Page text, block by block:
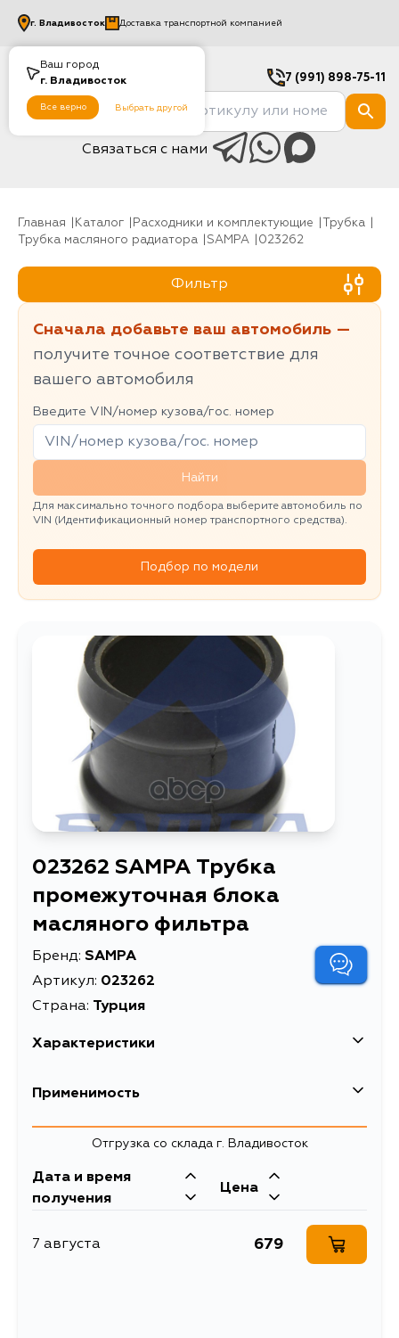
Ваш город
г. Владивосток
Все верно Выбрать другой
г. Владивосток Доставка транспортной компанией
7 (991) 898-75-11
Связаться с нами
Главная Каталог Расходники и комплектующие
трубка
Трубка масляного радиатора
SAMPA 023262
Фильтр
Сначала добавьте ваш автомобиль —
получите точное соответствие для
вашего автомобиля
Введите VIN/номер кузова/гос. номер
Найти
Для максимально точного подбора выберите автомобиль по
VIN (Идентификационный номер транспортного средства).
Подбор по модели
023262 SAMPA Трубка
промежуточная блока
масляного фильтра
Бренд: SAMPA
Артикул: 023262
Страна: Турция
Характеристики
Описание
Трубка промежуточная блока
Применимость
Отгрузка со склада г. Владивосток
Дата и время
получения
Цена
7 августа 679